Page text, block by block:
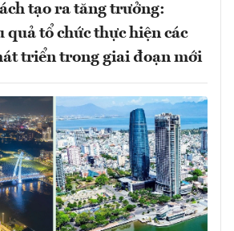
tạo ra tăng trưởng:
quả tổ chức thực hiện các
triển trong giai đoạn mới